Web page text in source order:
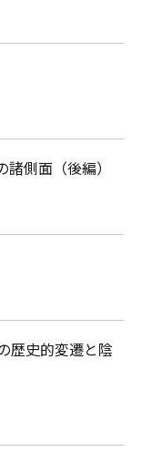
側面（後編）
歴史的変遷と陰